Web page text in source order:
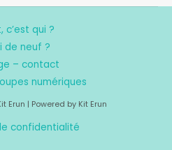
c’est qui ?
de neuf ?
– contact
numériques
Erun | Powered by Kit Erun
confidentialité